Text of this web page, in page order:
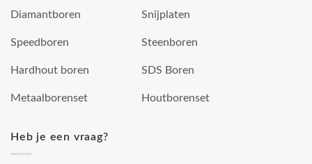
Diamantboren
Speedboren
Hardhout boren
Metaalborenset
Snijplaten
Steenboren
SDS Boren
Houtborenset
Heb je een vraag?